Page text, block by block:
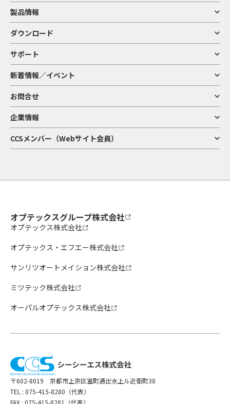
製品情報
ダウンロード
サポート
新着情報／イベント
お問合せ
企業情報
CCSメンバー（Webサイト会員）
オプテックスグループ株式会社
オプテックス株式会社
オプテックス・エフエー株式会社
サンリツオートメイション株式会社
ミツテック株式会社
オーパルオプテックス株式会社
〒602-8019 京都市上京区室町通出水上ル近衛町38
TEL : 075-415-8280（代表）
FAX : 075-415-8281（代表）